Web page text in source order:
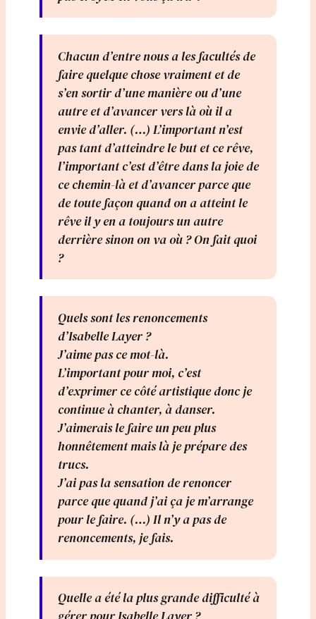
Chacun d’entre nous a les facultés de
faire quelque chose vraiment et de
s’en sortir d’une manière ou d’une
autre et d’avancer vers là où il a
envie d’aller. (…) L’important n’est
pas tant d’atteindre le but et ce rêve,
l’important c’est d’être dans la joie de
ce chemin-là et d’avancer parce que
de toute façon quand on a atteint le
rêve il y en a toujours un autre
derrière sinon on va où ? On fait quoi
?
Quels sont les renoncements
d’Isabelle Layer ?
J’aime pas ce mot-là.
L’important pour moi, c’est
d’exprimer ce côté artistique donc je
continue à chanter, à danser.
J’aimerais le faire un peu plus
honnêtement mais là je prépare des
trucs.
J’ai pas la sensation de renoncer
parce que quand j’ai ça je m’arrange
pour le faire. (…) Il n’y a pas de
renoncements, je fais.
Quelle a été la plus grande difficulté à